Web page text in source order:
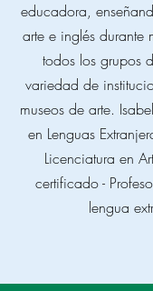
educadora,
arte e inglés
todos los grupos
variedad de
museos de arte.
en Lenguas
Licenciatura en
certificado -
lengua